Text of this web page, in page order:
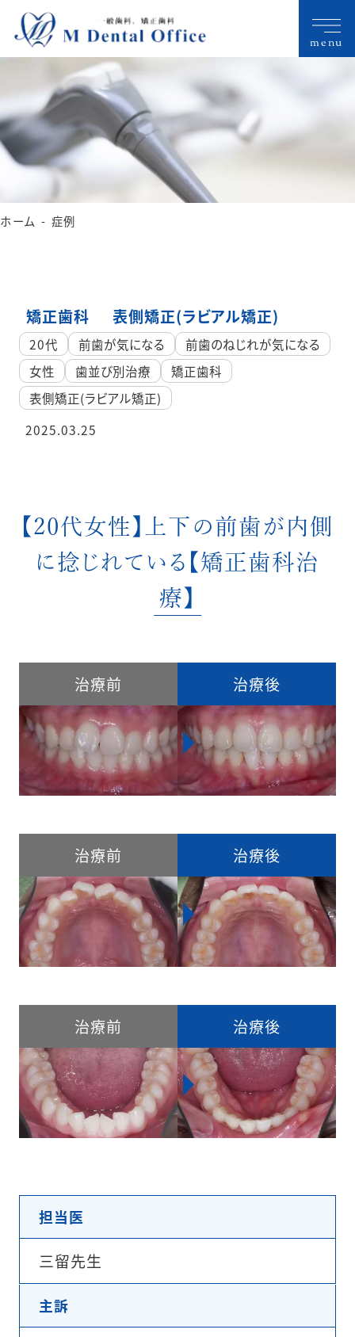
ホーム 症例
矯正歯科 表側矯正(ラビアル矯正)
20代 前歯が気になる
前歯のねじれが気になる
女性
歯並び別治療
矯正歯科
表側矯正(ラビアル矯正)
2025.03.25
【20代女性】上下の前歯が内側
に捻じれている【矯正歯科治
療】
治療前 治療後
治療前 治療後
治療前 治療後
担当医
三留先生
主訴
menu